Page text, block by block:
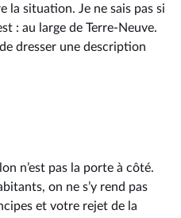
situation. Je ne sais pas si
: au large de Terre-Neuve.
dresser une description
n’est pas la porte à côté.
on ne s’y rend pas
et votre rejet de la